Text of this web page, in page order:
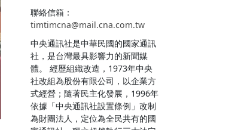
聯絡信箱：
timtimcna@mail.cna.com.tw
中央通訊社是中華民國的國家通訊
社，是台灣最具影響力的新聞媒
體。 經歷組織改造，1973年中央
社改組為股份有限公司，以企業方
式經營；隨著民主化發展，1996年
依據「中央通訊社設置條例」改制
為財團法人，定位為全民共有的國